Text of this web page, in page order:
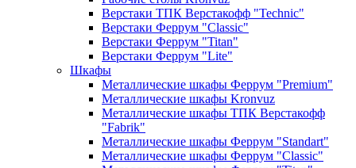
Верстаки ТПК Верстакофф "Technic"
Верстаки Феррум "Classic"
Верстаки Феррум "Titan"
Верстаки Феррум "Lite"
Шкафы
Металлические шкафы Феррум "Premium"
Металлические шкафы Kronvuz
Металлические шкафы ТПК Верстакофф
"Fabrik"
Металлические шкафы Феррум "Standart"
Металлические шкафы Феррум "Classic"